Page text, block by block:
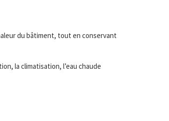
du bâtiment, tout en conservant
la climatisation, l’eau chaude